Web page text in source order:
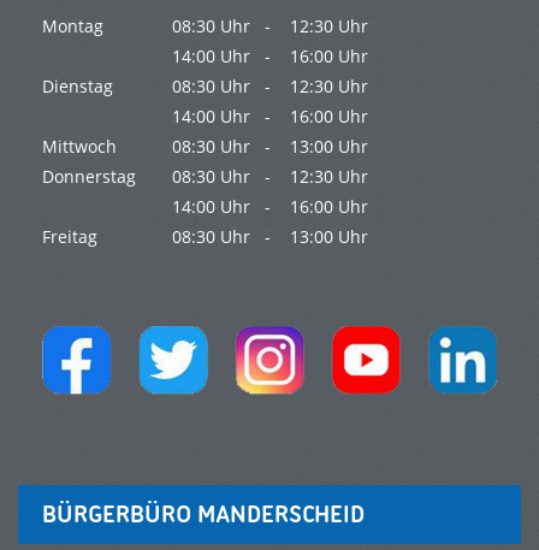
Montag 08:30 Uhr -
12:30 Uhr
14:00 Uhr -
16:00 Uhr
Dienstag
08:30 Uhr -
12:30 Uhr
14:00 Uhr -
16:00 Uhr
Mittwoch
08:30 Uhr -
13:00 Uhr
Donnerstag
08:30 Uhr -
12:30 Uhr
14:00 Uhr -
16:00 Uhr
Freitag
08:30 Uhr - 13:00 Uhr
BÜRGERBÜRO MANDERSCHEID